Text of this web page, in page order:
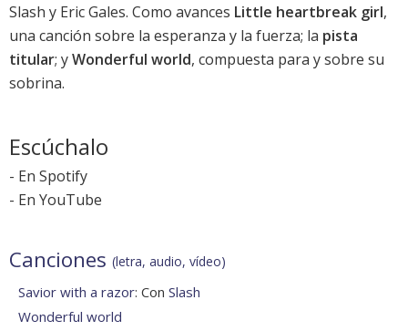
Slash y Eric Gales. Como avances Little heartbreak girl,
una canción sobre la esperanza y la fuerza; la pista
titular; yWonderful world, compuesta para y sobre su
sobrina.
Escúchalo
- En Spotify
- En YouTube
Canciones (letra, audio, vídeo)
Savior with a razor: Con Slash
Wonderful world